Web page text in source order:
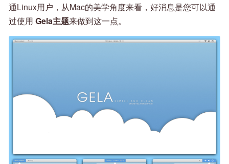
通Linux用户，从Mac的美学角度来看，好消息是您可以通
过使用 Gela主题来做到这一点。